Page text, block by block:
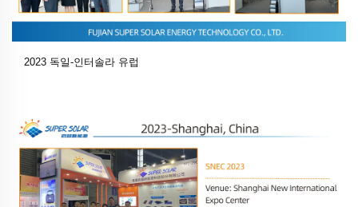
2023 독일-인터솔라 유럽